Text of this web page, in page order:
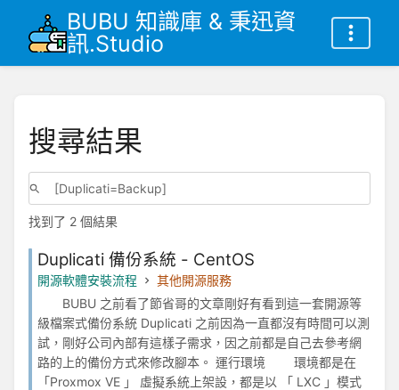
BUBU 知識庫 & 秉迅資
訊.Studio
搜尋結果
找到了 2 個結果
Duplicati 備份系統 - CentOS
開源軟體安裝流程
其他開源服務
BUBU 之前看了節省哥的文章剛好有看到這一套開源等
級檔案式備份系統 Duplicati 之前因為一直都沒有時間可以測
試，剛好公司內部有這樣子需求，因之前都是自己去參考網
路的上的備份方式來修改腳本。 運行環境 環境都是在
「Proxmox VE 」 虛擬系統上架設，都是以 「 LXC 」模式